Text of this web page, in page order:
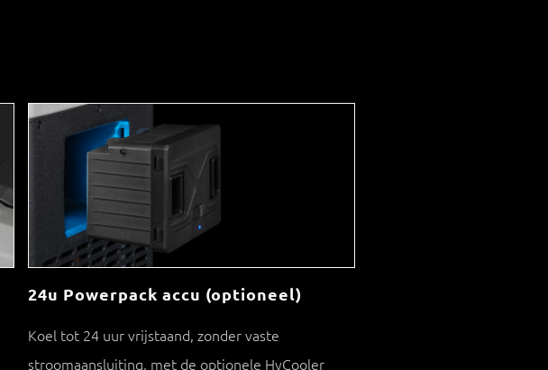
24u Powerpack accu (optioneel)
Koel tot 24 uur vrijstaand, zonder vaste
stroomaansluiting, met de optionele HyCooler